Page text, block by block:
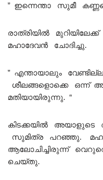
” ഇന്നെന്താ സുമീ
രാത്രിയിൽ
മഹാദേവൻ ചോദിച്ചു.
” എന്തായാലും
ശീലങ്ങളൊക്കെ ഒന്ന്
മതിയായിരുന്നു. “
കിടക്കയിൽ അയാളുടെ
സുമിത്ര പറഞ്ഞു.
ആലോചിച്ചിരുന്ന്
ചെയ്തു.